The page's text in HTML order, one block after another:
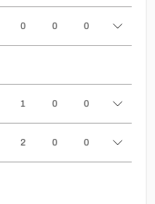
0 0 0
1 0 0
2 0 0